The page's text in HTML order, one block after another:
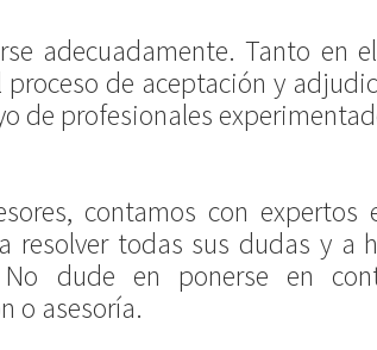
adecuadamente. Tanto en
proceso de aceptación y
de profesionales
contamos con
resolver todas sus dudas y a
No dude en ponerse en
o asesoría.